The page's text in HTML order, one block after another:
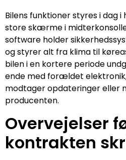
Bilens funktioner styres i dag
store skærme i
software holder
og styrer alt fra klima til
bilen i en kortere periode
ende med forældet
modtager opdateringer eller
producenten.
Overvejelser
kontrakten